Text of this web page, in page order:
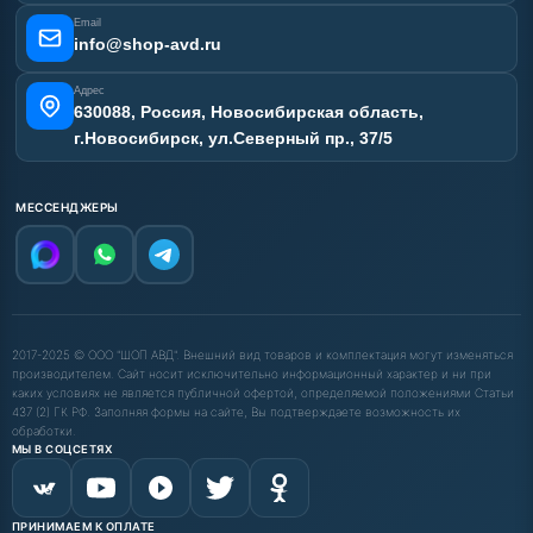
Email
info@shop-avd.ru
Адрес
630088, Россия, Новосибирская область,
г.Новосибирск, ул.Северный пр., 37/5
МЕССЕНДЖЕРЫ
2017-2025 © ООО "ШОП АВД". Внешний вид товаров и комплектация могут изменяться
производителем. Сайт носит исключительно информационный характер и ни при
каких условиях не является публичной офертой, определяемой положениями Статьи
437 (2) ГК РФ. Заполняя формы на сайте, Вы подтверждаете возможность их
обработки.
МЫ В СОЦСЕТЯХ
ПРИНИМАЕМ К ОПЛАТЕ